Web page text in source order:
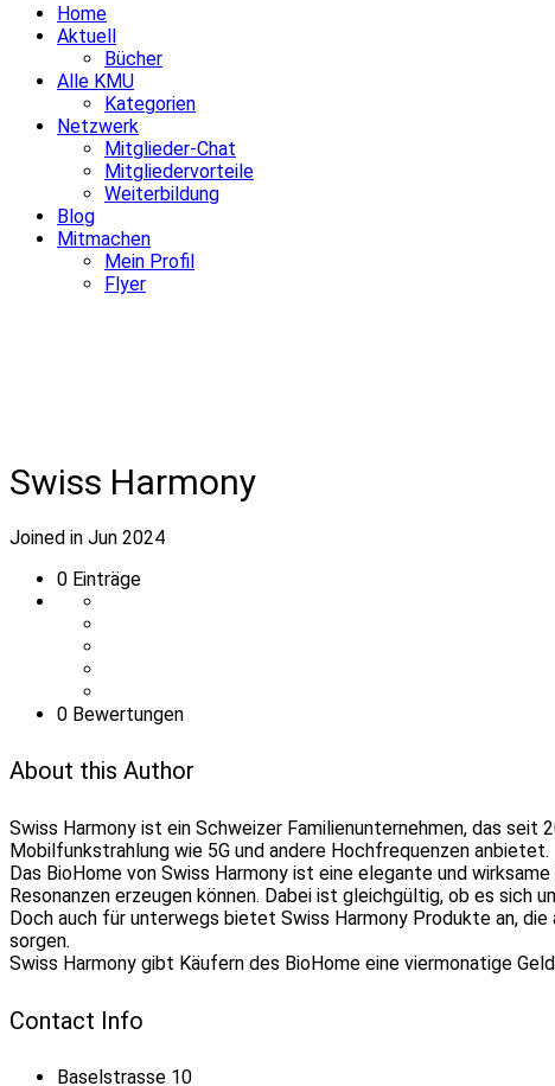
Home
Aktuell
Bücher
Alle KMU
Kategorien
Netzwerk
Mitglieder-Chat
Mitgliedervorteile
Weiterbildung
Blog
Mitmachen
Mein Profil
Flyer
Swiss Harmony
Joined in Jun 2024
0 Einträge
0 Bewertungen
About this Author
Swiss Harmony ist ein Schweizer Familienunternehmen, das
Mobilfunkstrahlung wie 5G und andere Hochfrequenzen anbietet.
Das BioHome von Swiss Harmony ist eine elegante und
Resonanzen erzeugen können. Dabei ist gleichgültig, ob es sich
Doch auch für unterwegs bietet Swiss Harmony Produkte an,
sorgen.
Swiss Harmony gibt Käufern des BioHome eine viermonatige
Contact Info
Baselstrasse 10